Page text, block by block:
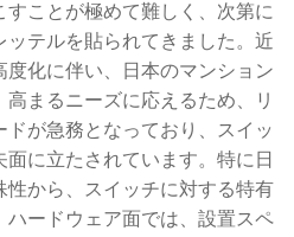
ことが極めて難しく、次第に
ッテルを貼られてきました。近
化に伴い、日本のマンション
まるニーズに応えるため、リ
が急務となっており、スイッ
に立たされています。特に日
から、スイッチに対する特有
ードウェア面では、設置スペ